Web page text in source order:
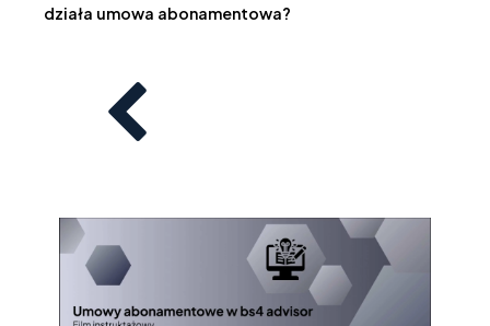
działa umowa abonamentowa?